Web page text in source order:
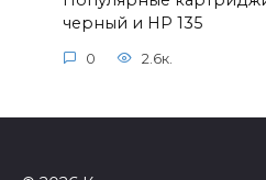
черный и HP 135
0 2.6к.